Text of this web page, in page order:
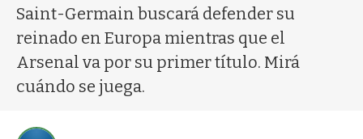
Saint-Germain buscará defender su
reinado en Europa mientras que el
Arsenal va por su primer título. Mirá
cuándo se juega.